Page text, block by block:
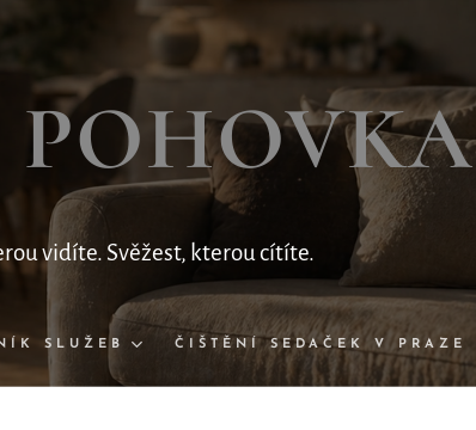
POHOVKA
vidíte. Svěžest, kterou cítíte.
SLUŽEB ČIŠTĚNÍ SEDAČEK V PRAZE